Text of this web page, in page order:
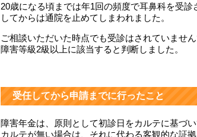
20歳になる頃までは年1回の頻度で耳鼻科を受
してからは通院を止めてしまわれました。
ご相談いただいた時点でも受診はされていませ
障害等級2級以上に該当すると判断しました。
受任してから申請までに行ったこと
障害年金は、原則として初診日をカルテに基づ
カルテが無い場合は、それに代わる客観的な証